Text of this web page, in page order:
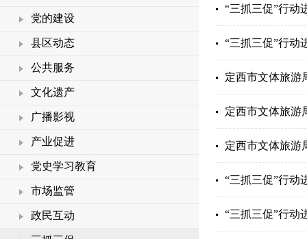
党的建设
县区动态
公共服务
文化遗产
广播影视
产业促进
党史学习教育
市场监管
政民互动
“三抓三促”行
“三抓三促”行动
定西市文体旅游
定西市文体旅游
定西市文体旅游
“三抓三促”行
“三抓三促”行动